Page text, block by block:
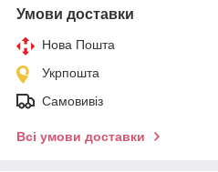
Умови доставки
Нова Пошта
Укрпошта
Самовивіз
Всі умови доставки